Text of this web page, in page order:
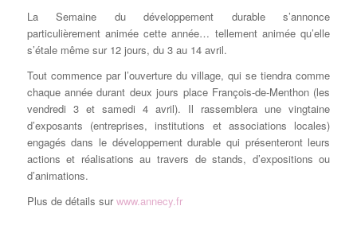
La Semaine du développement durable s’annonce
particulièrement animée cette année… tellement animée qu’elle
s’étale même sur 12 jours, du 3 au 14 avril.
Tout commence par l’ouverture du village, qui se tiendra comme
chaque année durant deux jours place François-de-Menthon (les
vendredi 3 et samedi 4 avril). Il rassemblera une vingtaine
d’exposants (entreprises, institutions et associations locales)
engagés dans le développement durable qui présenteront leurs
actions et réalisations au travers de stands, d’expositions ou
d’animations.
Plus de détails surwww.annecy.fr